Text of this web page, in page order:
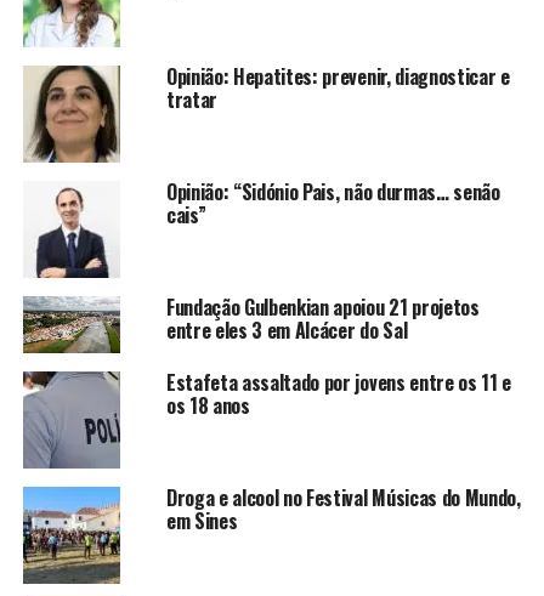
Opinião: Hepatites: prevenir, diagnosticar e
tratar
Opinião: “Sidónio Pais, não durmas… senão
cais”
Fundação Gulbenkian apoiou 21 projetos
entre eles 3 em Alcácer do Sal
Estafeta assaltado por jovens entre os 11 e
os 18 anos
Droga e alcool no Festival Músicas do Mundo,
em Sines